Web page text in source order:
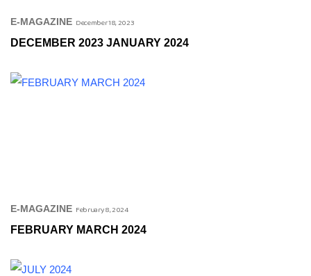
E-MAGAZINE December 18, 2023
DECEMBER 2023 JANUARY 2024
E-MAGAZINE February 8, 2024
FEBRUARY MARCH 2024